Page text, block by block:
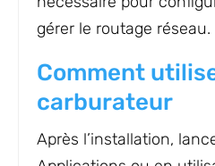
gérer le routage réseau.
Comment
carburateur
Après l’installation,